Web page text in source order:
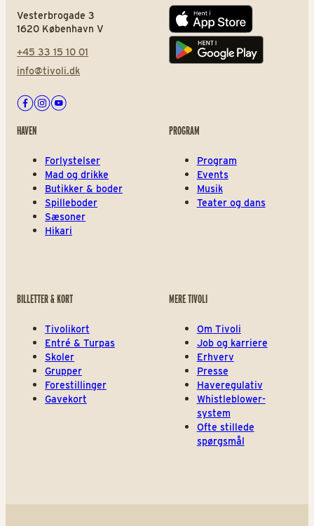
Vesterbrogade 3
1620 København V
+45 33 15 10 01
info@tivoli.dk
Facebook
Instagram
Youtube
App store
Play store
HAVEN
Forlystelser
Mad og drikke
Butikker & boder
Spilleboder
Sæsoner
Hikari
PROGRAM
Program
Events
Musik
Teater og dans
BILLETTER & KORT
Tivolikort
Entré & Turpas
Skoler
Grupper
Forestillinger
Gavekort
MERE TIVOLI
Om Tivoli
Job og karriere
Erhverv
Presse
Haveregulativ
Whistleblower-
system
Ofte stillede
spørgsmål